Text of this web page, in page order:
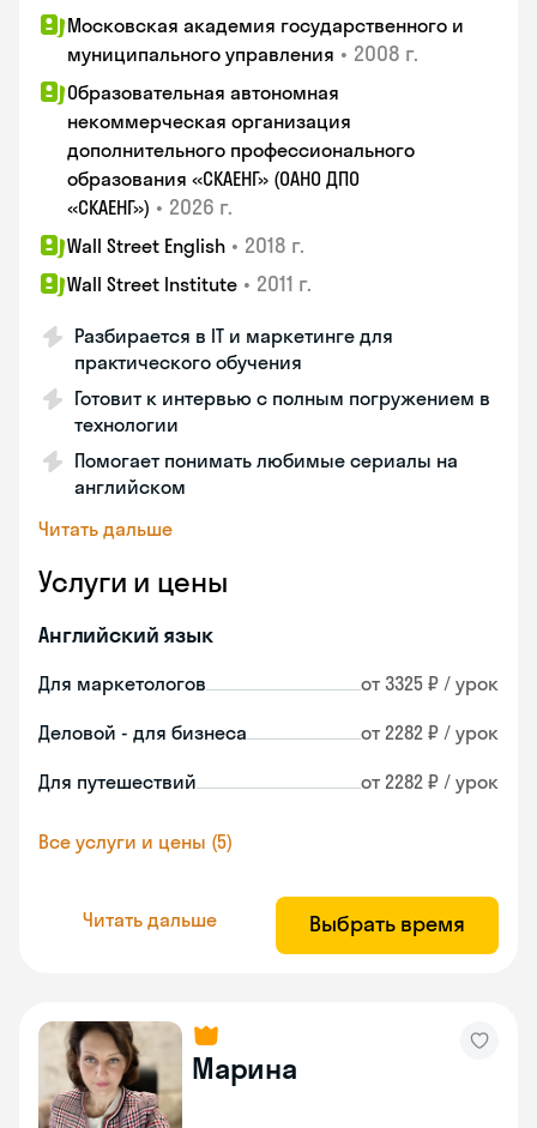
Московская академия государственного и
муниципального управления • 2008 г.
Образовательная автономная
некоммерческая организация
дополнительного профессионального
образования «СКАЕНГ» (ОАНО ДПО
«СКАЕНГ») • 2026 г.
Wall Street English • 2018 г.
Wall Street Institute • 2011 г.
Разбирается в IT и маркетинге для
практического обучения
Готовит к интервью с полным погружением в
технологии
Помогает понимать любимые сериалы на
английском
Читать дальше
Услуги и цены
Английский язык
Для маркетологов от 3325 ₽ / урок
Деловой - для бизнеса от 2282 ₽ / урок
Для путешествий от 2282 ₽ / урок
Все услуги и цены (5)
Читать дальше Выбрать время
Марина